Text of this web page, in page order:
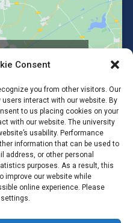
Consent
you from other visitors. Our
interact with our website. By
to us placing cookies on your
with our website. The university
usability. Performance
information that can be used to
address, or other personal
purposes. As a result, this
improve our website while
online experience. Please
content